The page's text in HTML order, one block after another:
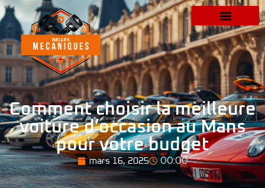
Comment choisir la meilleure
voiture d’occasion au Mans
pour votre budget
mars 16, 2025 00:00